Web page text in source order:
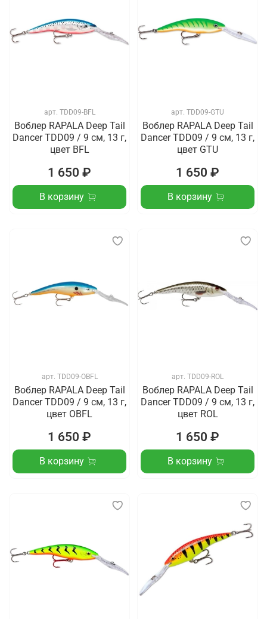
арт. TDD09-BFL
Воблер RAPALA Deep Tail
Dancer TDD09 / 9 см, 13 г,
цвет BFL
1 650 ₽
В корзину
арт. TDD09-GTU
Воблер RAPALA Deep Tail
Dancer TDD09 / 9 см, 13 г,
цвет GTU
1 650 ₽
В корзину
арт. TDD09-OBFL
Воблер RAPALA Deep Tail
Dancer TDD09 / 9 см, 13 г,
цвет OBFL
1 650 ₽
В корзину
арт. TDD09-ROL
Воблер RAPALA Deep Tail
Dancer TDD09 / 9 см, 13 г,
цвет ROL
1 650 ₽
В корзину